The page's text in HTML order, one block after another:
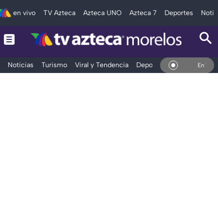
en vivo TV Azteca Azteca UNO Azteca 7 Deportes
Noticias Turismo Viral y Tendencia Deportes Espectáculos
En Vivo